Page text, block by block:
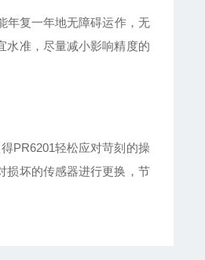
年复一年地无障碍运作，无
水准，尽量减小影响精度的
PR6201轻松应对苛刻的操
损坏的传感器进行更换，节